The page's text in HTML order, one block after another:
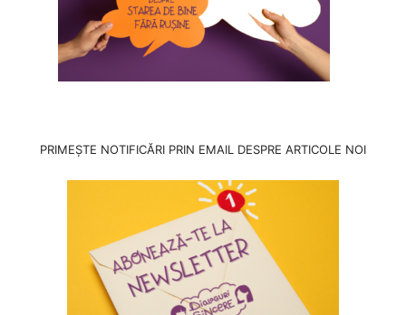
PRIMEȘTE NOTIFICĂRI PRIN EMAIL DESPRE ARTICOLE NOI